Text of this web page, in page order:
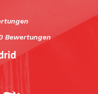
Bewertungen